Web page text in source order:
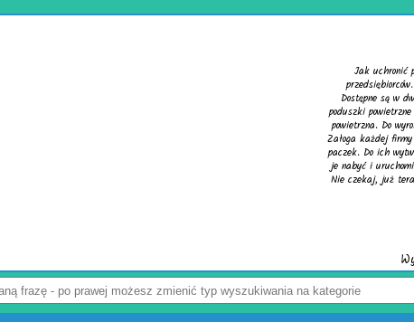
Jak uchronić
przedsiębiorców.
Dostępne są w
poduszki powietrzne
powietrzna. Do wyrobu
Załoga każdej firmy
paczek. Do ich
je nabyć i uruchomić.
Nie czekaj, już teraz